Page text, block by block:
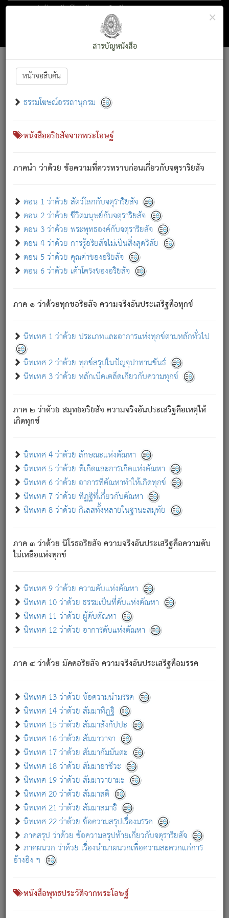
ตอน 1 ว่าด้วย สัตว์โลกกับจตุราริยสัจ
สารบัญ×
สารบัญหนังสือ
หน้าจอสืบค้น
ธรรมโฆษณ์อรรถานุกรม
หนังสืออริยสัจจากพระโอษฐ์
ภาคนำ ว่าด้วย ข้อความที่ควรทราบก่อนเกี่ยวกับจตุราริยสัจ
ตอน 1 ว่าด้วย สัตว์โลกกับจตุราริยสัจ
ตอน 2 ว่าด้วย ชีวิตมนุษย์กับจตุราริยสัจ
ตอน 3 ว่าด้วย พระพุทธองค์กับจตุราริยสัจ
ตอน 4 ว่าด้วย การรู้อริยสัจไม่เป็นสิ่งสุดวิสัย
ตอน 5 ว่าด้วย คุณค่าของอริยสัจ
ตอน 6 ว่าด้วย เค้าโครงของอริยสัจ
ภาค ๑ ว่าด้วยทุกขอริยสัจ ความจริงอันประเสริฐคือทุกข์
นิทเทศ 1 ว่าด้วย ประเภทและอาการแห่งทุกข์ตามหลักทั่วไป
นิทเทศ 2 ว่าด้วย ทุกข์สรุปในปัญจุปาทานขันธ์
นิทเทศ 3 ว่าด้วย หลักเบ็ดเตล็ดเกี่ยวกับความทุกข์
ภาค ๒ ว่าด้วย สมุทยอริยสัจ ความจริงอันประเสริฐคือเหตุให้
เกิดทุกข์
นิทเทศ 4 ว่าด้วย ลักษณะแห่งตัณหา
นิทเทศ 5 ว่าด้วย ที่เกิดและการเกิดแห่งตัณหา
นิทเทศ 6 ว่าด้วย อาการที่ตัณหาทำให้เกิดทุกข์
นิทเทศ 7 ว่าด้วย ทิฏฐิที่เกี่ยวกับตัณหา
นิทเทศ 8 ว่าด้วย กิเลสทั้งหลายในฐานะสมุทัย
ภาค ๓ ว่าด้วย นิโรธอริยสัจ ความจริงอันประเสริฐคือความดับ
ไม่เหลือแห่งทุกข์
นิทเทศ 9 ว่าด้วย ความดับแห่งตัณหา
นิทเทศ 10 ว่าด้วย ธรรมเป็นที่ดับแห่งตัณหา
นิทเทศ 11 ว่าด้วย ผู้ดับตัณหา
นิทเทศ 12 ว่าด้วย อาการดับแห่งตัณหา
ภาค ๔ ว่าด้วย มัคคอริยสัจ ความจริงอันประเสริฐคือมรรค
นิทเทศ 13 ว่าด้วย ข้อความนำมรรค
นิทเทศ 14 ว่าด้วย สัมมาทิฏฐิ
นิทเทศ 15 ว่าด้วย สัมมาสังกัปปะ
นิทเทศ 16 ว่าด้วย สัมมาวาจา
นิทเทศ 17 ว่าด้วย สัมมากัมมันตะ
นิทเทศ 18 ว่าด้วย สัมมาอาชีวะ
นิทเทศ 19 ว่าด้วย สัมมาวายามะ
นิทเทศ 20 ว่าด้วย สัมมาสติ
นิทเทศ 21 ว่าด้วย สัมมาสมาธิ
นิทเทศ 22 ว่าด้วย ข้อความสรุปเรื่องมรรค
ภาคสรุป ว่าด้วย ข้อความสรุปท้ายเกี่ยวกับจตุราริยสัจ
ภาคผนวก ว่าด้วย เรื่องนำมาผนวกเพื่อความสะดวกแก่การ
อ้างอิง ฯ
หนังสือพุทธประวัติจากพระโอษฐ์
Font :15 ]||
สัตว์โลกนี้ เกิดความเดือดร้อนแล้ว มีผัสสะบังหน้า
เขาสำคัญสิ่งใด โดยความเป็นประการใด แต่สิ่งนั้นย่อมเป็น
(ตามที่เป็นจริง) โดยประการอื่นจากที่เขาสำคัญนั้น
สัตว์โลกติดข้องอยู่ในภพ ถูกภพบังหน้าแล้ว มีภพโดยความ
เป็นอย่างอื่น (จากที่มันเป็นอยู่จริง) จึงได้เพลิดเพลินยิ่งนักในภพ
เขาเพลิดเพลินยิ่งนักในสิ่งใด สิ่งนั้นเป็นภัย (ที่เขาไม่รู้จัก)
เขากลัวต่อสิ่งใดสิ่งนั้นเป็นทุกข์
พรหมจรรย์นี้ อันบุคคลย่อมประพฤติ ก็เพื่อการละขาดซึ่ง
ภพ.
สมณะหรือพราหมณ์เหล่าใด กล่าวความหลุดพ้นจากภพว่า
มีได้เพราะภพ เรากล่าวว่า สมณะหรือพราหมณ์ทั้งปวงนั้น
มิใช่ผู้หลดพ้นจากภพ.
ภพ ว่ามีได้เพราะวิภพ[2]: เรากล่าวว่า สมณะหรือพราหมณ์ทั้ง
ปวงนั้น ก็ยังสลัดภพออกไปไม่ได้.
ก็ทุกข์นี้มีขึ้น เพราะอาศัยซึ่งอุปธิทั้งปวง.
เพราะความสิ้นไปแห่งอุปาทานทั้งปวง ความเกิดขึ้นแห่ง
ทุกข์จึงไม่มี.
ท่านจงดูโลกนี้เถิด (จะเห็นว่า) สัตว์ทั้งหลายอันอวิชาหนา
แน่นบังหนาแล้ว; และว่า สัตว์ผู้ยินดีในภพอันเป็นแล้วนั้น ย่อม
อันเป็นไปในที่หรือเวลาทั้งปวง[3]เพื่อความมีแห่งประโยชน์โดย
ประการทั้งปวง; ภพทั้งหลายทั้งหมดนั้น ไม่เที่ยง เป็นทุกข์ มี
ความแปรปรวนเป็นธรรมดา.
อย่างนี้อยู่; เขาย่อมละภวตัณหาได้ และไม่เพลิดเพลินวิภวตัณหา
ด้วย.
ความดับเพราะความสำรอกไม่เหลือ (แห่งภพทั้งหลาย)
เพราะความสิ้นไปแห่งตัณหาโดยประการทั้งปวง นั้นคือ
นิพพาน.
ภพใหม่ย่อมไม่มีแก่ภิกษุนั้น ผู้ดับเย็นสนิทแล้ว เพราะไม่มี
ภิกษุนั้น เป็นผู้ครอบงำมารได้แล้ว ชนะสงครามแล้ว ก้าวล่วง
ภพทั้งหลายทั้งปวงได้แล้ว เป็นผู้คงที่ (คือไม่เปลี่ยนแปลงอีกต่อ
- อุ.ขุ. ๒๕/๑๒๑/๘๔.
(ข้อความนี้ เป็นพระพุทธอุทานที่ทรงเปล่งออก ที่โคนต้นโพธิ์
เป็นที่ตรัสรู้ เมื่อตรัสรู้แล้วได้ 7 วัน)
เกี่ยวกับธรรมโฆษณ์ออนไลน์ (Disclaimer)
แม้ระบบ "ธรรมโฆษณ์ออนไลน์" พยายามปรับปรุงข้อมูลให้ถูกต้องมากที่สุด
ผู้ศึกษาก็พึงตรวจสอบกับตัวเล่มหนังสือต้นฉบับ ที่มีการพิมพ์ครั้งล่าสุด
ก่อนนำข้อมูลไปใช้ในการอ้างอิง"
เกี่ยวกับอัตถจารี|เกี่ยวกับการพัฒนา|แจ้งข้อผิดพลาด / แนะนำ
หนังสือที่เกี่ยวข้อง